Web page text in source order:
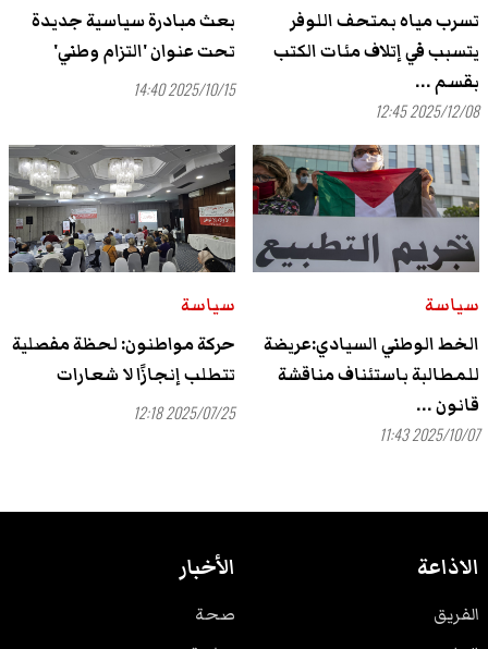
تسرب مياه بمتحف اللوفر
يتسبب في إتلاف مئات الكتب
بقسم ...
2025/12/08 12:45
بعث مبادرة سياسية جديدة
تحت عنوان 'التزام وطني'
2025/10/15 14:40
سياسة
الخط الوطني السيادي:عريضة
للمطالبة باستئناف مناقشة
قانون ...
2025/10/07 11:43
سياسة
حركة مواطنون: لحظة مفصلية
تتطلب إنجازًا لا شعارات
2025/07/25 12:18
الاذاعة
الفريق
الأخبار
صحة